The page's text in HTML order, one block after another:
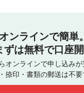
オンラインで簡単。
ずは無料で口座
オンラインで申し込みが
捺印・書類の郵送は不要